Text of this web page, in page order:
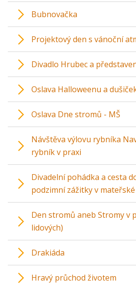
Bubnovačka
Projektový den s vánoční
Divadlo Hrubec a
Oslava Halloweenu a
Oslava Dne stromů - MŠ
Návštěva výlovu rybníka
rybník v praxi
Divadelní pohádka a cesta
podzimní zážitky v
Den stromů aneb Stromy v
lidových)
Drakiáda
Hravý průchod životem